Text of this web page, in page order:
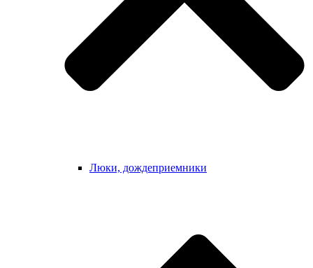
Люки, дождеприемники